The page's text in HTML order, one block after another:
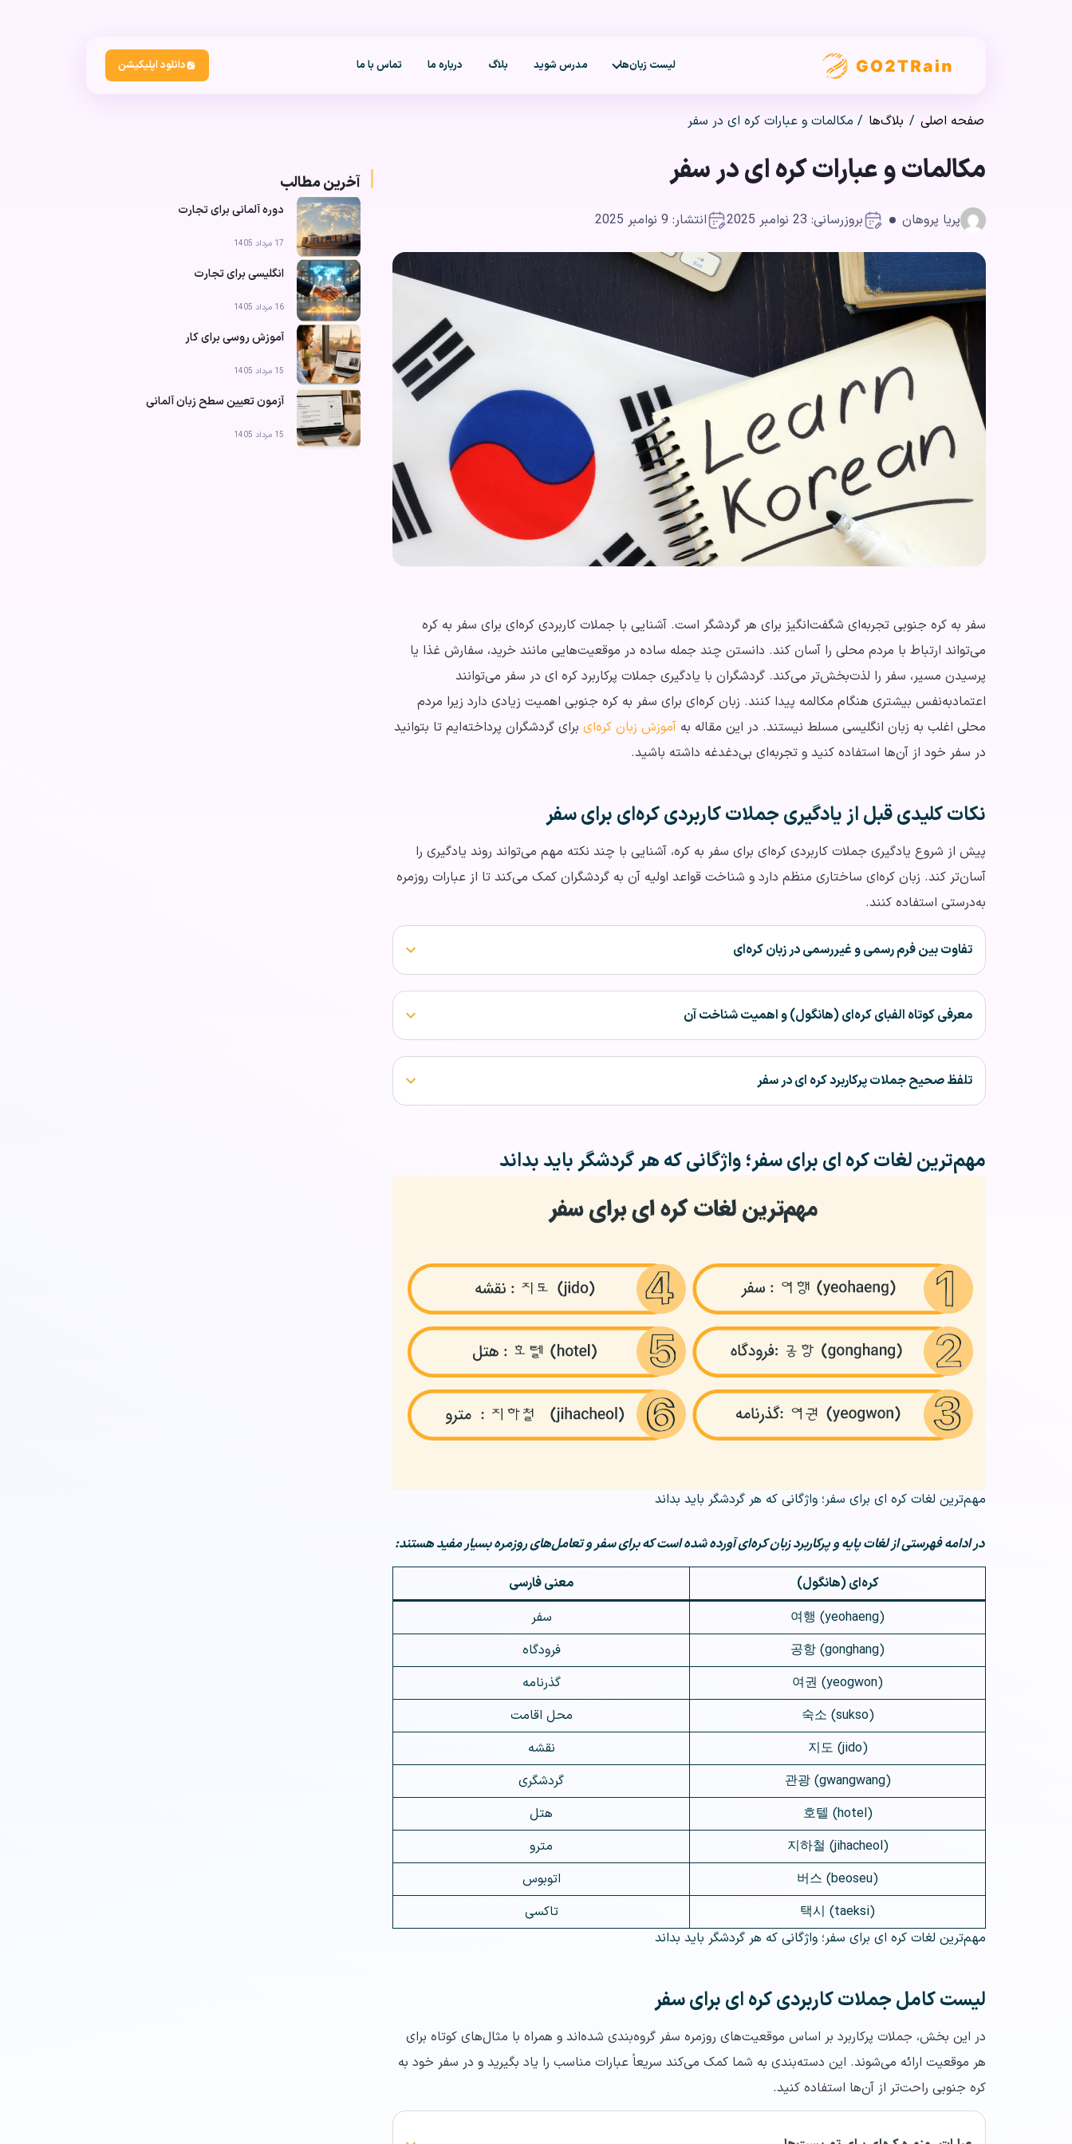
لیست زبان‌ها مدرس شوید بلاگ درباره ما تماس با ما دانلود اپلیکیشن
صفحه اصلی / بلاگ‌ها / مکالمات و عبارات کره ای در سفر
مکالمات و عبارات کره ای در سفر
پریا پروهان بروزرسانی: 23 نوامبر 2025 انتشار: 9 نوامبر 2025
سفر به کره جنوبی تجربه‌ای شگفت‌انگیز برای هر گردشگر است. آشنایی با جملات کاربردی کره‌ای برای سفر به کره
می‌تواند ارتباط با مردم محلی را آسان کند. دانستن چند جمله ساده در موقعیت‌هایی مانند خرید، سفارش غذا یا
پرسیدن مسیر، سفر را لذت‌بخش‌تر می‌کند. گردشگران با یادگیری جملات پرکاربرد کره ای در سفر می‌توانند
اعتمادبه‌نفس بیشتری هنگام مکالمه پیدا کنند. زبان کره‌ای برای سفر به کره جنوبی اهمیت زیادی دارد زیرا مردم
محلی اغلب به زبان انگلیسی مسلط نیستند. در این مقاله به آموزش زبان کره‌ای برای گردشگران پرداخته‌ایم تا بتوانید
در سفر خود از آن‌ها استفاده کنید و تجربه‌ای بی‌دغدغه داشته باشید.
نکات کلیدی قبل از یادگیری جملات کاربردی کره‌ای برای سفر
پیش از شروع یادگیری جملات کاربردی کره‌ای برای سفر به کره، آشنایی با چند نکته مهم می‌تواند روند یادگیری را
آسان‌تر کند. زبان کره‌ای ساختاری منظم دارد و شناخت قواعد اولیه آن به گردشگران کمک می‌کند تا از عبارات روزمره
به‌درستی استفاده کنند.
تفاوت بین فرم رسمی و غیررسمی در زبان کره‌ای
معرفی کوتاه الفبای کره‌ای (هانگول) و اهمیت شناخت آن
تلفظ صحیح جملات پرکاربرد کره ای در سفر
مهم‌ترین لغات کره ای برای سفر؛ واژگانی که هر گردشگر باید بداند
مهم‌ترین لغات کره ای برای سفر؛ واژگانی که هر گردشگر باید بداند
در ادامه فهرستی از لغات پایه و پرکاربرد زبان کره‌ای آورده شده است که برای سفر و تعامل‌های روزمره بسیار مفید هستند:
کره‌ای (هانگول)
معنی فارسی
여행 (yeohaeng)
سفر
공항 (gonghang)
فرودگاه
여권 (yeogwon)
گذرنامه
숙소 (sukso)
محل اقامت
지도 (jido)
نقشه
관광 (gwangwang)
گردشگری
호텔 (hotel)
هتل
지하철 (jihacheol)
مترو
버스 (beoseu)
اتوبوس
택시 (taeksi)
تاکسی
مهم‌ترین لغات کره ای برای سفر؛ واژگانی که هر گردشگر باید بداند
لیست کامل جملات کاربردی کره‌ ای برای سفر
در این بخش، جملات پرکاربرد بر اساس موقعیت‌های روزمره سفر گروه‌بندی شده‌اند و همراه با مثال‌های کوتاه برای
هر موقعیت ارائه می‌شوند. این دسته‌بندی به شما کمک می‌کند سریعاً عبارات مناسب را یاد بگیرید و در سفر خود به
کره جنوبی راحت‌تر از آن‌ها استفاده کنید.
آخرین مطالب
دوره آلمانی برای تجارت
17 مرداد 1405
انگلیسی برای تجارت
16 مرداد 1405
آموزش روسی برای کار
15 مرداد 1405
آزمون تعیین سطح زبان آلمانی
15 مرداد 1405